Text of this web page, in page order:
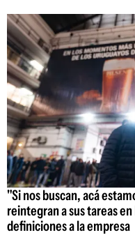
"Si nos buscan, acá
reintegran a sus tareas
definiciones a la empresa